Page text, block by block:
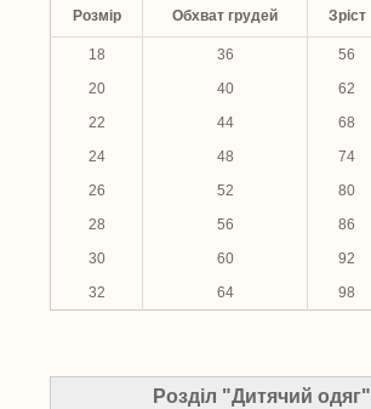
Розмір Обхват грудей Зріст
18 36 56
20
40 62
22
44 68
24
48 74
26
52 80
28
56 86
30
60 92
32
64 98
Розділ "Дитячий одяг"